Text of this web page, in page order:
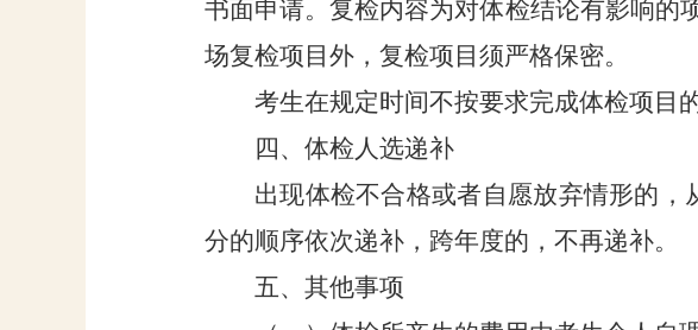
书面申请。复检内容为对体检结论有影响的
场复检项目外，复检项目须严格保密。
考生在规定时间不按要求完成体检项目
四、体检人选递补
出现体检不合格或者自愿放弃情形的
分的顺序依次递补，跨年度的，不再递补。
五、其他事项